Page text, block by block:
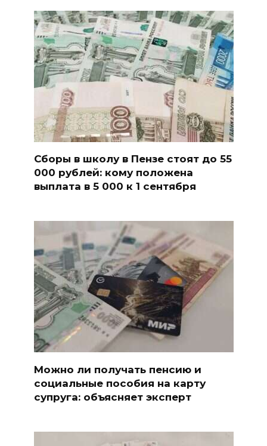
Сборы в школу в Пензе стоят до 55
000 рублей: кому положена
выплата в 5 000 к 1 сентября
Можно ли получать пенсию и
социальные пособия на карту
супруга: объясняет эксперт